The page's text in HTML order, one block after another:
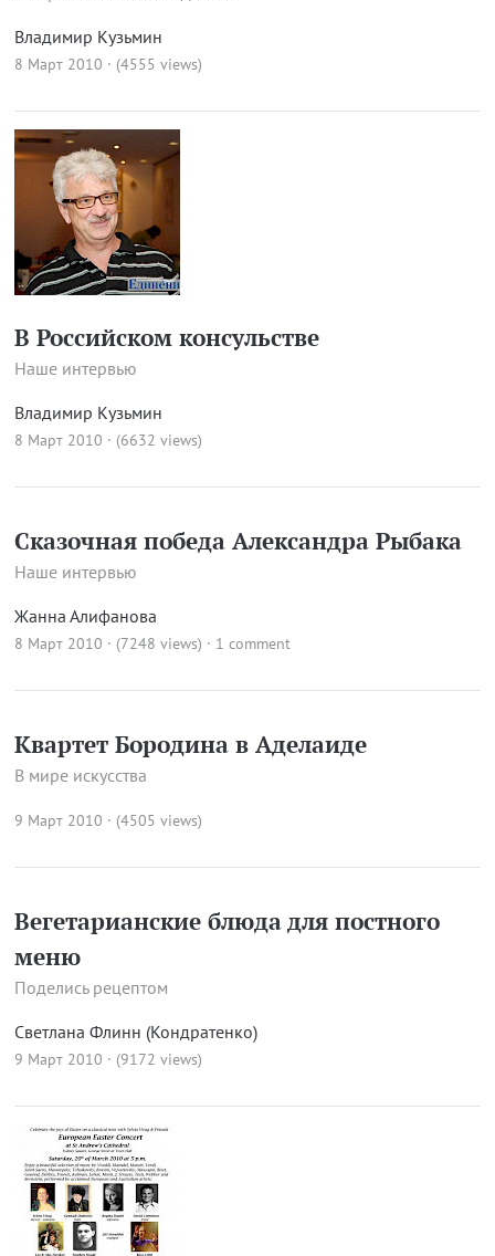
Владимир Кузьмин
8 Март 2010 · (4555 views)
В Российском консульстве
Наше интервью
Владимир Кузьмин
8 Март 2010 · (6632 views)
Сказочная победа Александра Рыбака
Наше интервью
Жанна Алифанова
8 Март 2010 · (7248 views) · 1 comment
Квартет Бородина в Аделаиде
В мире искусства
9 Март 2010 · (4505 views)
Вегетарианские блюда для постного
меню
Поделись рецептом
Светлана Флинн (Кондратенко)
9 Март 2010 · (9172 views)